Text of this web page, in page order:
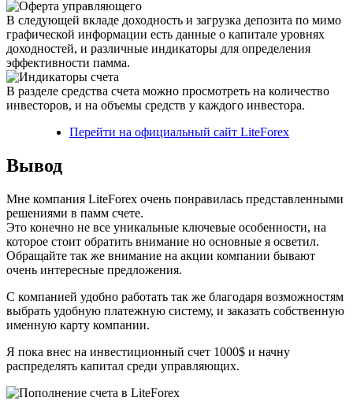
В следующей вкладе доходность и загрузка депозита по мимо
графической информации есть данные о капитале уровнях
доходностей, и различные индикаторы для определения
эффективности памма.
В разделе средства счета можно просмотреть на количество
инвесторов, и на объемы средств у каждого инвестора.
Перейти на официальный сайт LiteForex
Вывод
Мне компания LiteForex очень понравилась представленными
решениями в памм счете.
Это конечно не все уникальные ключевые особенности, на
которое стоит обратить внимание но основные я осветил.
Обращайте так же внимание на акции компании бывают
очень интересные предложения.
С компанией удобно работать так же благодаря возможностям
выбрать удобную платежную систему, и заказать собственную
именную карту компании.
Я пока внес на инвестиционный счет 1000$ и начну
распределять капитал среди управляющих.